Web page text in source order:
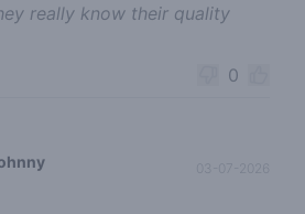
really know their quality
0
03-07-2026